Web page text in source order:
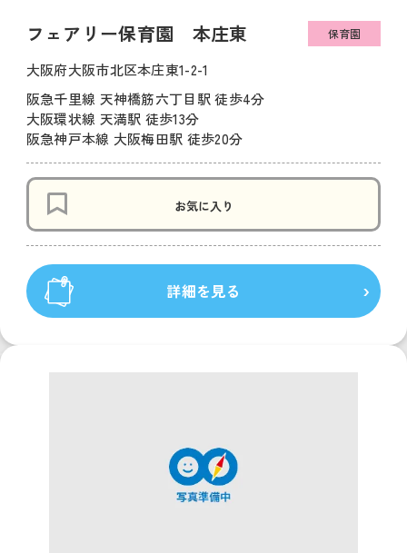
フェアリー保育園 本庄東 保育園
大阪府大阪市北区本庄東1-2-1
阪急千里線 天神橋筋六丁目駅 徒歩4分
大阪環状線 天満駅 徒歩13分
阪急神戸本線 大阪梅田駅 徒歩20分
お気に入り
詳細を見る